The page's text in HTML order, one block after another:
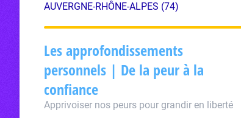
AUVERGNE-RHÔNE-ALPES (74)
Les approfondissements
personnels | De la peur à la
confiance
Apprivoiser nos peurs pour grandir en liberté